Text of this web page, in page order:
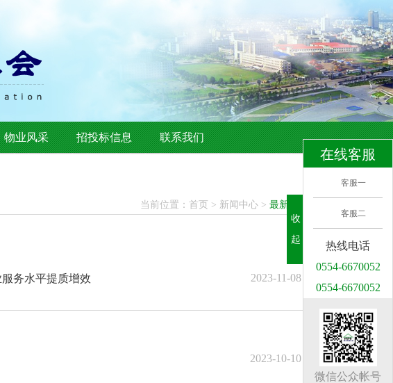
物业风采 招投标信息 联系我们
当前位置： 首页 > 新闻中心 > 最新资讯
务水平提质增效 2023-11-08
2023-10-10
收
起
在线客服
客服一
客服二
热线电话
0554-6670052
0554-6670052
微信公众帐号